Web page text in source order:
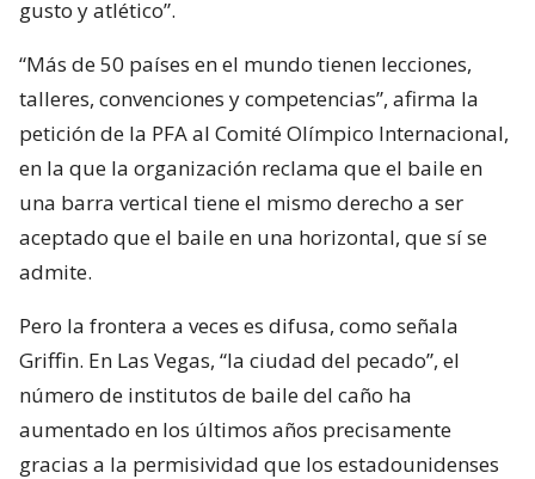
gusto y atlético”.
“Más de 50 países en el mundo tienen lecciones,
talleres, convenciones y competencias”, afirma la
petición de la PFA al Comité Olímpico Internacional,
en la que la organización reclama que el baile en
una barra vertical tiene el mismo derecho a ser
aceptado que el baile en una horizontal, que sí se
admite.
Pero la frontera a veces es difusa, como señala
Griffin. En Las Vegas, “la ciudad del pecado”, el
número de institutos de baile del caño ha
aumentado en los últimos años precisamente
gracias a la permisividad que los estadounidenses